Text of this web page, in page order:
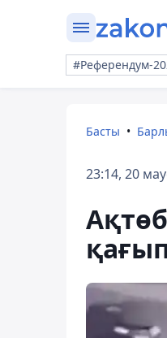
#Референдум-
Басты
23:14, 20